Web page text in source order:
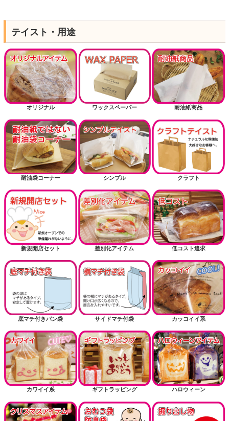
テイスト・用途
オリジナル ワックスペーパー 耐油紙商品
耐油袋コーナー シンプル クラフト
新規開店セット 差別化アイテム 低コスト追求
底マチ付きパン袋 サイドマチ付袋 カッコイイ系
カワイイ系 ギフトラッピング ハロウィーン